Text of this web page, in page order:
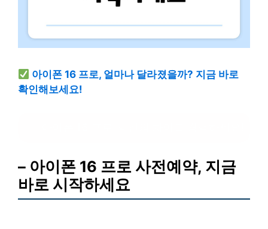
아이폰 16 프로, 얼마나 달라졌을까? 지금 바로
확인해보세요!
– 아이폰 16 프로 사전예약, 지금
바로 시작하세요